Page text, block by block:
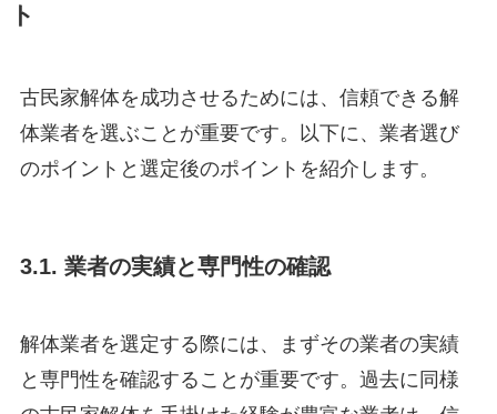
ト
古民家解体を成功させるためには、信頼できる解
体業者を選ぶことが重要です。以下に、業者選び
のポイントと選定後のポイントを紹介します。
3.1. 業者の実績と専門性の確認
解体業者を選定する際には、まずその業者の実績
と専門性を確認することが重要です。過去に同様